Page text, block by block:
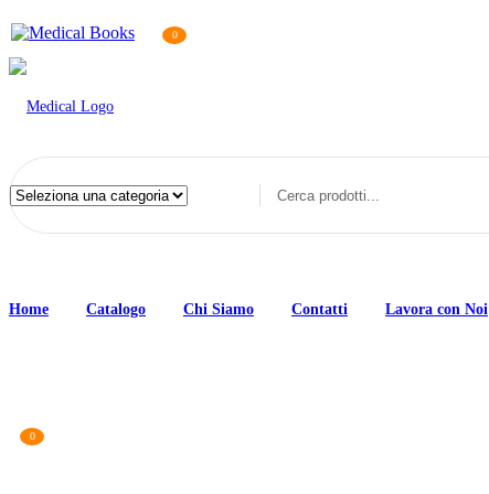
0
Home Catalogo Chi Siamo Contatti Lavora con Noi
0